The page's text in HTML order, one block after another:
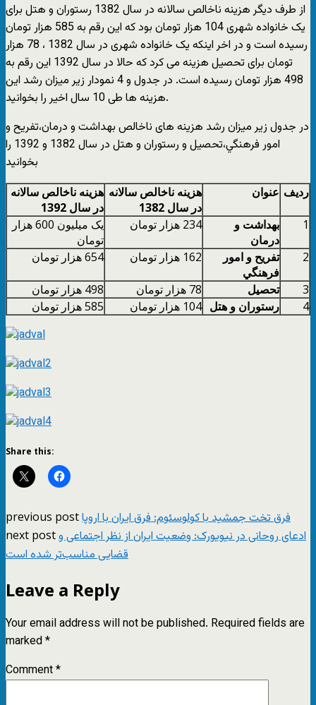
از طرف دیگر هزینه ناخالص سالانه در سال 1382 رستوران و هتل برای
یک خانواده شهری 104 هزار تومان بود که این رقم به 585 هزار تومان
رسیده است و در اخر اینکه یک خانواده شهری در سال 1382 ، 78 هزار
تومان برای تحصیل هزینه می کرد که حالا در سال 1392 این رقم به
498 هزار تومان رسیده است. در جدول و 4 نمودار زیر میزان رشد این
هزینه ها طی 10 سال اخیر را بخوانید.
در جدول زیر میزان رشد هزینه های ناخالص بهداشت و درمان،تفريح و
امور فرهنگي،تحصيل و رستوران و هتل در سال 1382 و 1392 را
بخوانید
ردیف عنوان
هزینه ناخالص سالانه
در سال 1382
هزینه ناخالص سالانه
در سال 1392
1
بهداشت و
درمان
234 هزار تومان
یک میلیون 600 هزار
تومان
2
تفريح و امور
فرهنگي
162 هزار تومان 654 هزار تومان
3 تحصيل 78 هزار تومان
498 هزار تومان
4
رستوران و هتل 104 هزار تومان 585 هزار تومان
Share this:
previous postفرق تخت جمشيد با کولوسئوم: فرق ايران با اروپا
next postادعای روحانی در نیویورک: وضعیت ایران از نظر اجتماعی و
قضایی مناسب‌تر شده است
Leave a Reply
Your email address will not be published. Required fields are
marked*
Comment*